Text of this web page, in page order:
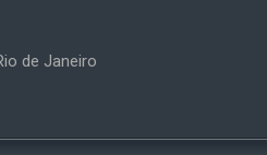
de Janeiro